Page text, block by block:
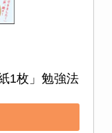
1枚」勉強法